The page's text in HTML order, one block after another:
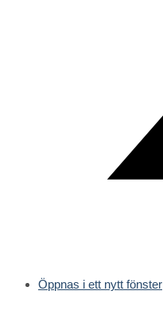
Öppnas i ett nytt fönster